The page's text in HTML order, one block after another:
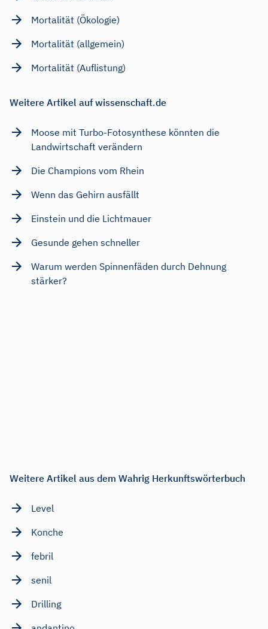
Mortalität (Ökologie)
Mortalität (allgemein)
Mortalität (Auflistung)
Weitere Artikel auf wissenschaft.de
Moose mit Turbo-Fotosynthese könnten die
Landwirtschaft verändern
Die Champions vom Rhein
Wenn das Gehirn ausfällt
Einstein und die Lichtmauer
Gesunde gehen schneller
Warum werden Spinnenfäden durch Dehnung
stärker?
Weitere Artikel aus dem Wahrig Herkunftswörterbuch
Level
Konche
febril
senil
Drilling